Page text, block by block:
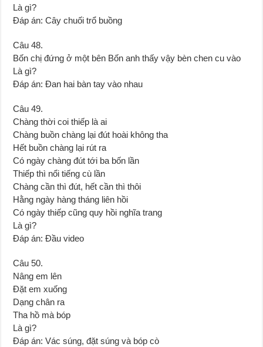
Là gì?
Đáp án: Cây chuối trổ buồng
Câu 48.
Bốn chị đứng ở một bên Bốn anh thấy vậy bèn chen cu vào
Là gì?
Đáp án: Ðan hai bàn tay vào nhau
Câu 49.
Chàng thời coi thiếp là ai
Chàng buồn chàng lại đút hoài không tha
Hết buồn chàng lại rút ra
Có ngày chàng đút tới ba bốn lần
Thiếp thì nổi tiếng cù lần
Chàng cần thì đút, hết cần thì thôi
Hằng ngày hàng tháng liên hồi
Có ngày thiếp cũng quy hồi nghĩa trang
Là gì?
Đáp án: Đầu video
Câu 50.
Nâng em lên
Đặt em xuống
Dạng chân ra
Tha hồ mà bóp
Là gì?
Đáp án: Vác súng, đặt súng và bóp cò